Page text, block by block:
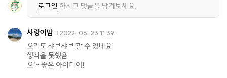
로그인 하시고 댓글을 남겨보세요.
사랑이맘 2022-06-23 11:39
오리도 샤브샤브 할 수 있네요`
생각을 못했음
오`~좋은 아이디어!